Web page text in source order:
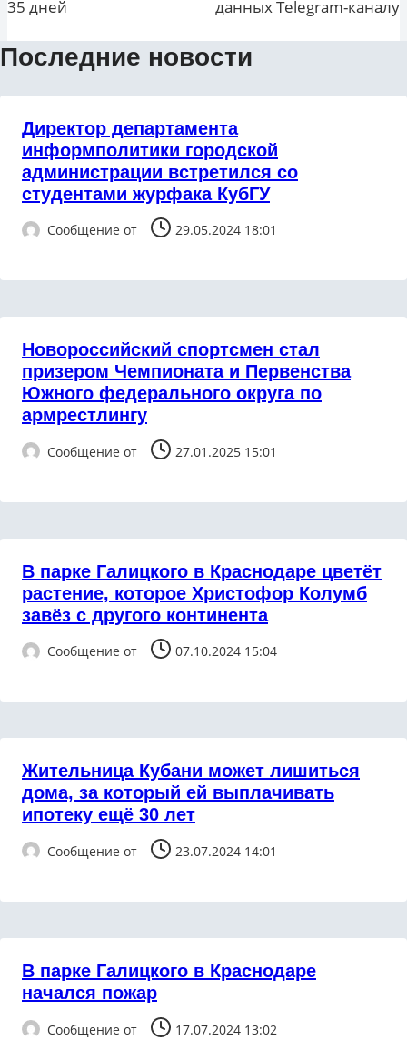
35 дней данных Telegram-каналу
Последние новости
Директор департамента
информполитики городской
администрации встретился со
студентами журфака КубГУ
Сообщение от 29.05.2024 18:01
Новороссийский спортсмен стал
призером Чемпионата и Первенства
Южного федерального округа по
армрестлингу
Сообщение от 27.01.2025 15:01
В парке Галицкого в Краснодаре цветёт
растение, которое Христофор Колумб
завёз с другого континента
Сообщение от 07.10.2024 15:04
Жительница Кубани может лишиться
дома, за который ей выплачивать
ипотеку ещё 30 лет
Сообщение от 23.07.2024 14:01
В парке Галицкого в Краснодаре
начался пожар
Сообщение от 17.07.2024 13:02